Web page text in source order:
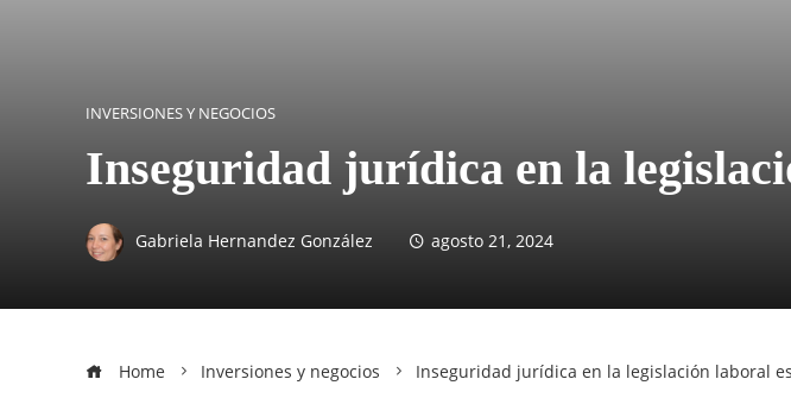
INVERSIONES Y NEGOCIOS
Inseguridad jurídica en la
Gabriela Hernandez González agosto 21, 2024
Home Inversiones y negocios Inseguridad jurídica en la legislación laboral